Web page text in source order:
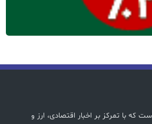
که با تمرکز بر اخبار اقتصادی، ارز و